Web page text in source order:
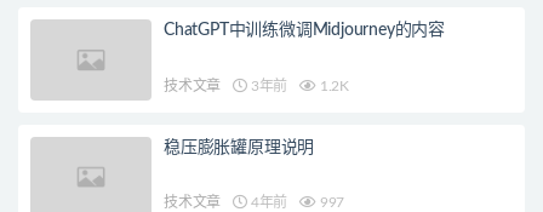
ChatGPT中训练微调Midjourney的内容
技术文章 3年前 1.2K
稳压膨胀罐原理说明
技术文章 4年前 997